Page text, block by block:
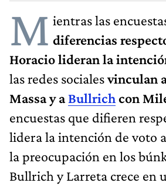
M ientras las
diferencias
Horacio lideran la
las redes socialesvinculan
Massa y aBullrichcon
encuestas que difieren
lidera la intención de voto
la preocupación en los
Bullrich y Larreta crece en